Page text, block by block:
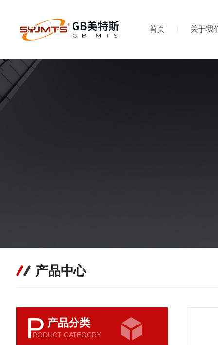
首页 关于我
产品中心
P 产品分类
RODUCT CATEGORY